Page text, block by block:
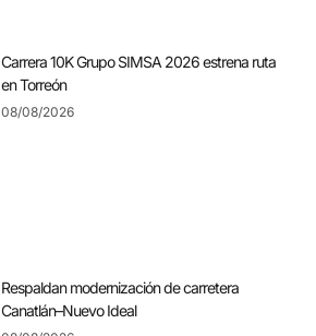
Carrera 10K Grupo SIMSA 2026 estrena ruta
en Torreón
08/08/2026
Respaldan modernización de carretera
Canatlán–Nuevo Ideal